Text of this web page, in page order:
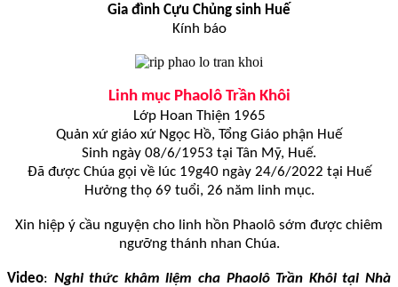
Gia đình Cựu Chủng sinh Huế
Kính báo
Linh mục Phaolô Trần Khôi
Lớp Hoan Thiện 1965
Quản xứ giáo xứ Ngọc Hồ, Tổng Giáo phận Huế
Sinh ngày 08/6/1953 tại Tân Mỹ, Huế.
Đã được Chúa gọi về lúc 19g40 ngày 24/6/2022 tại Huế
Hưởng thọ 69 tuổi, 26 năm linh mục.
Xin hiệp ý cầu nguyện cho linh hồn Phaolô sớm được chiêm
ngưỡng thánh nhan Chúa.
Video: Nghi thức khâm liệm cha Phaolô Trần Khôi tại Nhà